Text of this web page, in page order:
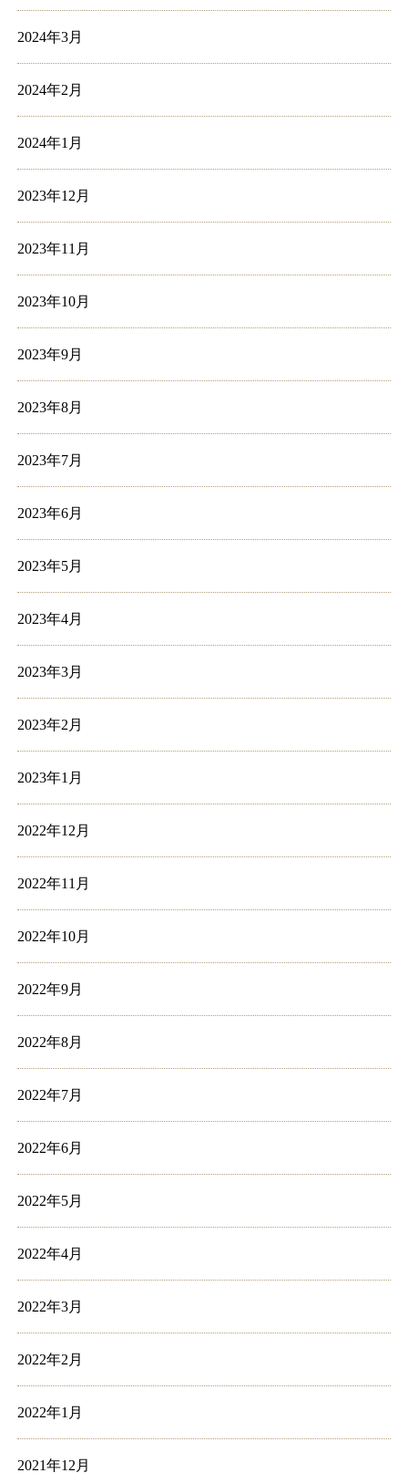
2024年3月
2024年2月
2024年1月
2023年12月
2023年11月
2023年10月
2023年9月
2023年8月
2023年7月
2023年6月
2023年5月
2023年4月
2023年3月
2023年2月
2023年1月
2022年12月
2022年11月
2022年10月
2022年9月
2022年8月
2022年7月
2022年6月
2022年5月
2022年4月
2022年3月
2022年2月
2022年1月
2021年12月